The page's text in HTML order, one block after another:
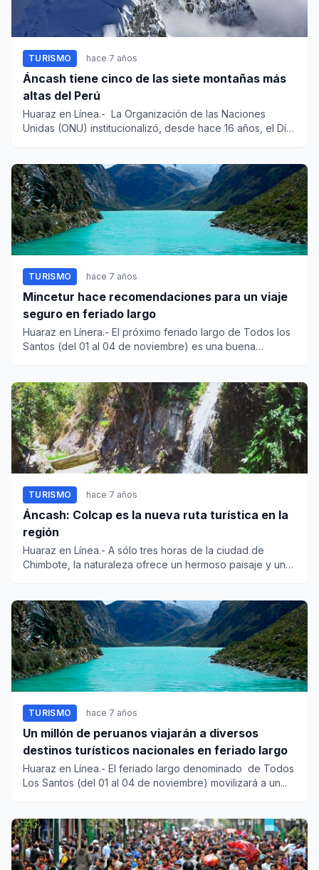
TURISMO hace 7 años
Áncash tiene cinco de las siete montañas más
altas del Perú
Huaraz en Línea.- La Organización de las Naciones
Unidas (ONU) institucionalizó, desde hace 16 años, el Día
TURISMO hace 7 años
Mincetur hace recomendaciones para un viaje
seguro en feriado largo
Huaraz en Línera.- El próximo feriado largo de Todos los
Santos (del 01 al 04 de noviembre) es una buena
TURISMO hace 7 años
Áncash: Colcap es la nueva ruta turística en la
región
Huaraz en Línea.- A sólo tres horas de la ciudad de
Chimbote, la naturaleza ofrece un hermoso paisaje y una
TURISMO hace 7 años
Un millón de peruanos viajarán a diversos
destinos turísticos nacionales en feriado largo
Huaraz en Línea.- El feriado largo denominado de Todos
Los Santos (del 01 al 04 de noviembre) movilizará a un...